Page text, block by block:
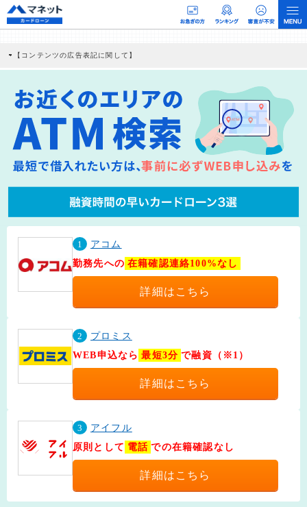
【コンテンツの広告表記に関して】
社に対して企業から紹介報酬が支払われるという収益モデルです。 ただし、特定の
商品を根拠なくPRするものではなく、当編集部の調査／ユーザーへの口コミ収集な
どに基づき、公平性を担保した情報提供を行っています。
>提携企業一覧
1
アコム
勤務先への 在籍確認連絡100%なし
詳細はこちら
2
プロミス
WEB申込なら 最短3分 で融資（※1）
詳細はこちら
3
アイフル
原則として 電話 での在籍確認なし
詳細はこちら